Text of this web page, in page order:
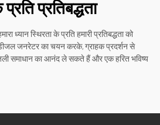
प्रतिबद्धता
ध्यान स्थिरता के प्रति हमारी प्रतिबद्धता को
डीजल जनरेटर का चयन करके, ग्राहक प्रदर्शन से
समाधान का आनंद ले सकते हैं और एक हरित भविष्य